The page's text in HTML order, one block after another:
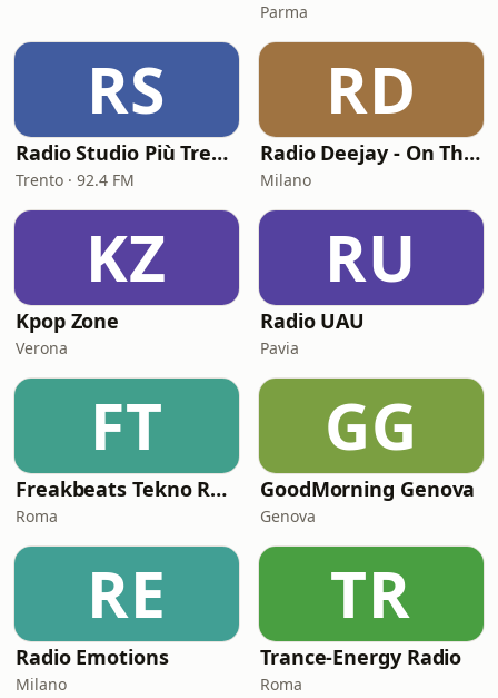
Parma
RS
Radio Studio Più Trento
Trento · 92.4 FM
RD
Radio Deejay - On The Road
Milano
KZ
Kpop Zone
Verona
RU
Radio UAU
Pavia
FT
Freakbeats Tekno Radio
Roma
GG
GoodMorning Genova
Genova
RE
Radio Emotions
Milano
TR
Trance-Energy Radio
Roma